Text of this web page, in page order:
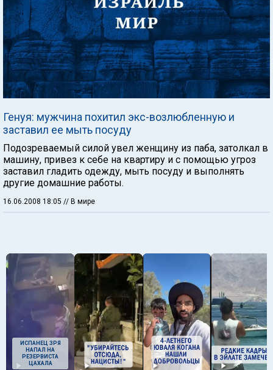
Генуя: мужчина похитил экс-возлюбленную и
заставил ее мыть посуду
Подозреваемый силой увел женщину из паба, затолкал в
машину, привез к себе на квартиру и с помощью угроз
заставил гладить одежду, мыть посуду и выполнять
другие домашние работы.
16.06.2008 18:05 // В мире
ИСПАНЕЦ ЗРЯ
НАПАЛ НА
РЕЗЕРВИСТА
ЦАХАЛА